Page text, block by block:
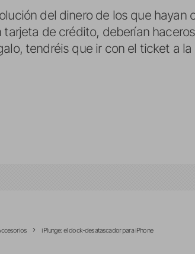
del dinero de los que hayan
de crédito, deberían
tendréis que ir con el ticket a
iPlunge: el dock-desatascador para iPhone